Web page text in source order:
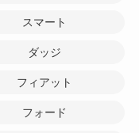
スマート
ダッジ
フィアット
フォード